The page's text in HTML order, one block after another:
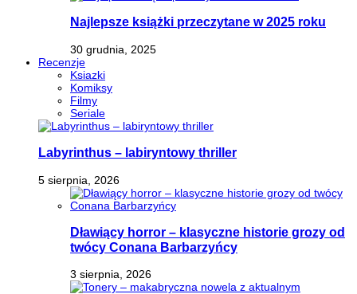
Najlepsze książki przeczytane w 2025 roku
30 grudnia, 2025
Recenzje
Ksiazki
Komiksy
Filmy
Seriale
Labyrinthus – labiryntowy thriller
5 sierpnia, 2026
Dławiący horror – klasyczne historie grozy od
twócy Conana Barbarzyńcy
3 sierpnia, 2026